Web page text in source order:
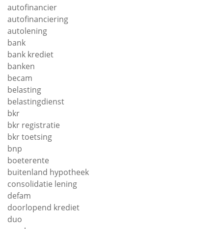
autofinancier
autofinanciering
autolening
bank
bank krediet
banken
becam
belasting
belastingdienst
bkr
bkr registratie
bkr toetsing
bnp
boeterente
buitenland hypotheek
consolidatie lening
defam
doorlopend krediet
duo